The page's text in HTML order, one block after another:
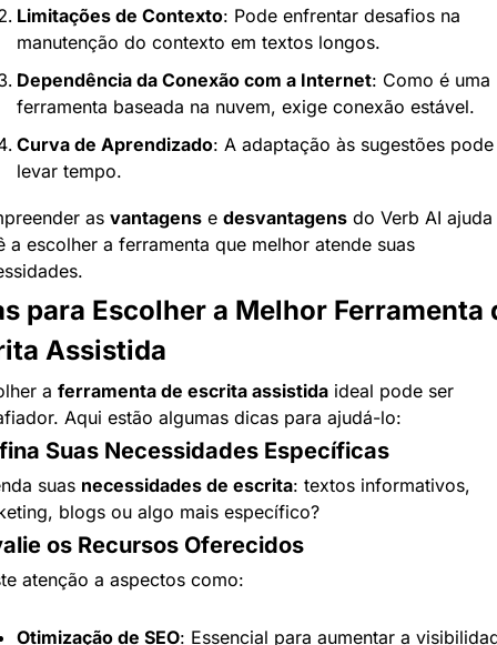
Limitações de Contexto: Pode enfrentar desafios na
manutenção do contexto em textos longos.
Dependência da Conexão com a Internet: Como é uma
ferramenta baseada na nuvem, exige conexão estável.
Curva de Aprendizado: A adaptação às sugestões pode
levar tempo.
as vantagens e desvantagens do Verb AI ajuda
a escolher a ferramenta que melhor atende suas
para Escolher a Melhor Ferramenta
Assistida
a ferramenta de escrita assistida ideal pode ser
Aqui estão algumas dicas para ajudá-lo:
Suas Necessidades Específicas
suas necessidades de escrita: textos informativos,
blogs ou algo mais específico?
os Recursos Oferecidos
atenção a aspectos como:
Otimização de SEO: Essencial para aumentar a